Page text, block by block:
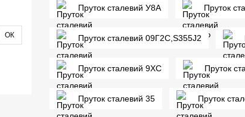
Пруток сталевий У8А Пруток
Пруток сталевий 09Г2С,S355J2
Пруток сталевий 9ХС Пруток
Пруток сталевий 35 Пруток
ОК